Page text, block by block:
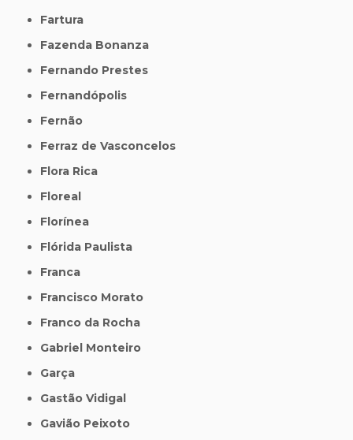
Fartura
Fazenda Bonanza
Fernando Prestes
Fernandópolis
Fernão
Ferraz de Vasconcelos
Flora Rica
Floreal
Florínea
Flórida Paulista
Franca
Francisco Morato
Franco da Rocha
Gabriel Monteiro
Garça
Gastão Vidigal
Gavião Peixoto